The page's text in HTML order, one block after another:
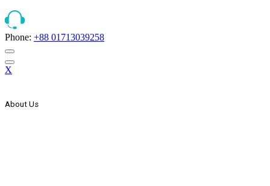
Phone: +88 01713039258
X
About Us